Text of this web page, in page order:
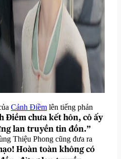
Cảnh Điềm lên tiếng phản
Điềm chưa kết hôn, cô ấy
lan truyền tin đồn.”
Thiệu Phong cũng đưa ra
Hoàn toàn không có